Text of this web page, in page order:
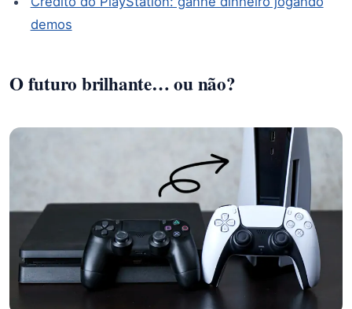
demos
O futuro brilhante… ou não?